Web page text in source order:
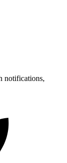
notifications,